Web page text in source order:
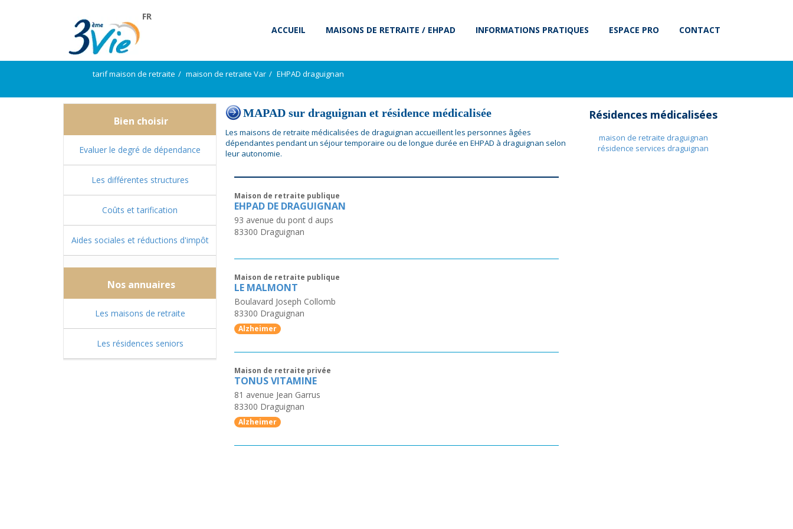
FR
ACCUEIL
MAISONS DE RETRAITE / EHPAD INFORMATIONS PRATIQUES ESPACE PRO CONTACT
tarif maison de retraite maison de retraite Var EHPAD draguignan
Bien choisir
Evaluer le degré de dépendance
Les différentes structures
Coûts et tarification
Aides sociales et réductions d'impôt
Nos annuaires
Les maisons de retraite
Les résidences seniors
MAPAD sur draguignan et résidence médicalisée
Les maisons de retraite médicalisées de draguignan accueillent les personnes âgées
dépendantes pendant un séjour temporaire ou de longue durée en EHPAD à draguignan selon
leur autonomie.
Maison de retraite publique
EHPAD DE DRAGUIGNAN
93 avenue du pont d aups
83300 Draguignan
Maison de retraite publique
LE MALMONT
Boulavard Joseph Collomb
83300 Draguignan
Alzheimer
Maison de retraite privée
TONUS VITAMINE
81 avenue Jean Garrus
83300 Draguignan
Alzheimer
Résidences médicalisées
maison de retraite draguignan
résidence services draguignan